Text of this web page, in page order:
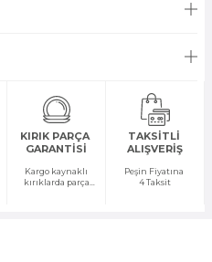
KIRIK PARÇA
GARANTİSİ
Kargo kaynaklı
kırıklarda parça
TAKSİTLİ
ALIŞVERİŞ
Peşin Fiyatına
4 Taksit